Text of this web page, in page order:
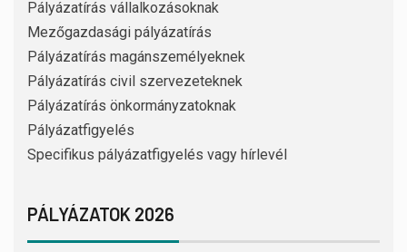
Pályázatírás vállalkozásoknak
Mezőgazdasági pályázatírás
Pályázatírás magánszemélyeknek
Pályázatírás civil szervezeteknek
Pályázatírás önkormányzatoknak
Pályázatfigyelés
Specifikus pályázatfigyelés vagy hírlevél
PÁLYÁZATOK 2026